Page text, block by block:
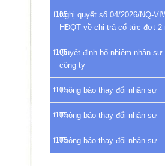
Nghị quyết số 04/2026/NQ-
HĐQT về chi trả cổ tức đợt 2
Quyết định bổ nhiệm nhân sự
công ty
Thông báo thay đổi nhân sự
Thông báo thay đổi nhân sự
Thông báo thay đổi nhân sự